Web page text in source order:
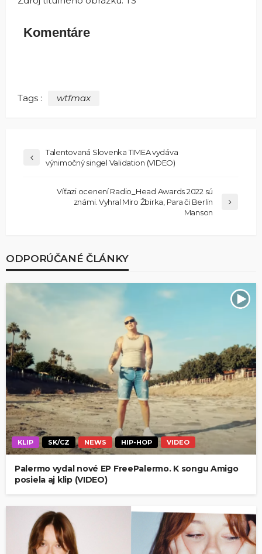
Komentáre
Tags : wtfmax
Talentovaná Slovenka TIMEA vydáva
výnimočný singel Validation (VIDEO)
Víťazi ocenení Radio_Head Awards 2022 sú
známi. Vyhral Miro Žbirka, Para či Berlin
Manson
ODPORÚČANÉ ČLÁNKY
KLIP SK/CZ NEWS HIP-HOP VIDEO
Palermo vydal nové EP FreePalermo. K songu Amigo
posiela aj klip (VIDEO)